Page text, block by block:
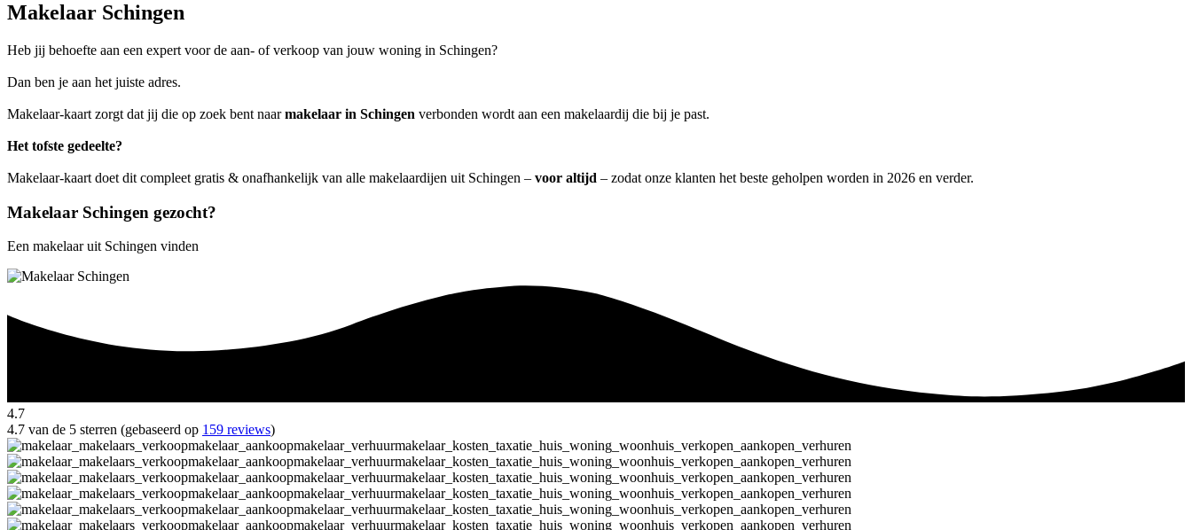
Makelaar Schingen
Heb jij behoefte aan een expert voor de aan- of verkoop van jouw woning in Schingen?
Dan ben je aan het juiste adres.
Makelaar-kaart zorgt dat jij die op zoek bent naarmakelaar in Schingen verbonden wordt aan een makelaardij die bij je past.
Het tofste gedeelte?
Makelaar-kaart doet dit compleet gratis & onafhankelijk van alle makelaardijen uit Schingen – voor altijd – zodat onze klanten het beste geholpen worden in 2026 en verder.
Makelaar Schingen gezocht?
Een makelaar uit Schingen vinden
4.7
4.7 van de 5 sterren (gebaseerd op 159 reviews)